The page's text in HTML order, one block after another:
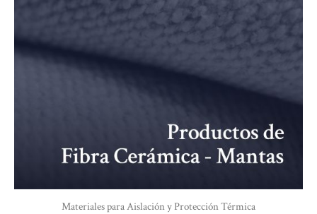
Materiales para Aislación y Protección Térmica